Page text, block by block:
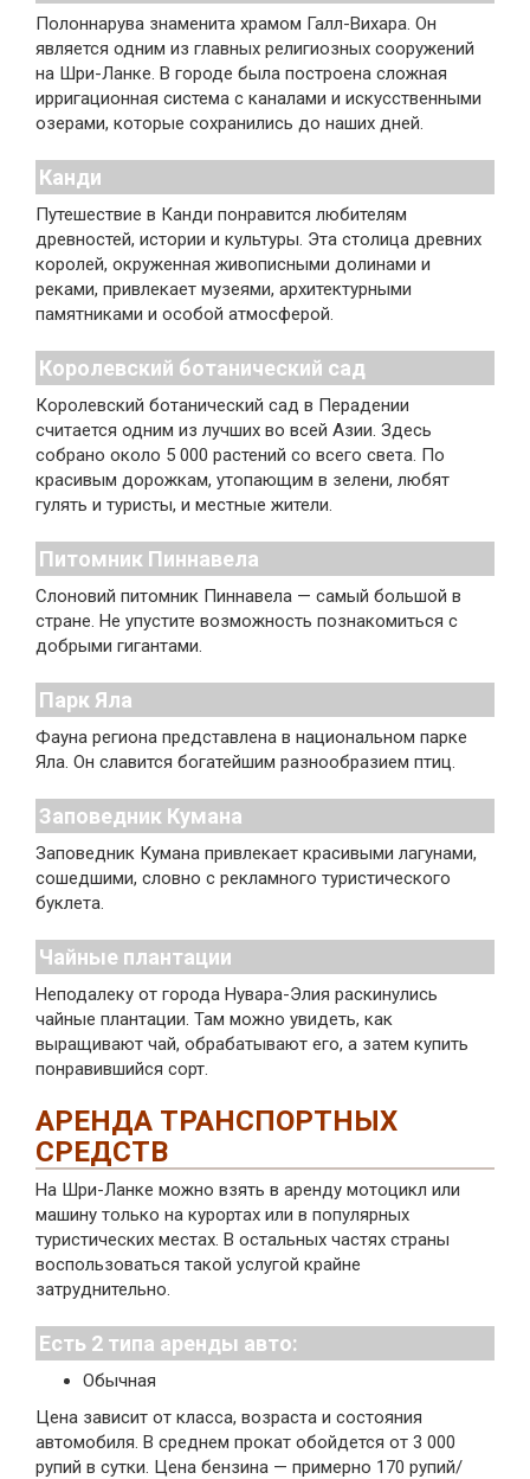
Полоннарува знаменита храмом Галл-Вихара. Он
является одним из главных религиозных сооружений
на Шри-Ланке. В городе была построена сложная
ирригационная система с каналами и искусственными
озерами, которые сохранились до наших дней.
Канди
Путешествие в Канди понравится любителям
древностей, истории и культуры. Эта столица древних
королей, окруженная живописными долинами и
реками, привлекает музеями, архитектурными
памятниками и особой атмосферой.
Королевский ботанический сад
Королевский ботанический сад в Перадении
считается одним из лучших во всей Азии. Здесь
собрано около 5 000 растений со всего света. По
красивым дорожкам, утопающим в зелени, любят
гулять и туристы, и местные жители.
Питомник Пиннавела
Слоновий питомник Пиннавела — самый большой в
стране. Не упустите возможность познакомиться с
добрыми гигантами.
Парк Яла
Фауна региона представлена в национальном парке
Яла. Он славится богатейшим разнообразием птиц.
Заповедник Кумана
Заповедник Кумана привлекает красивыми лагунами,
сошедшими, словно с рекламного туристического
буклета.
Чайные плантации
Неподалеку от города Нувара-Элия раскинулись
чайные плантации. Там можно увидеть, как
выращивают чай, обрабатывают его, а затем купить
понравившийся сорт.
АРЕНДА ТРАНСПОРТНЫХ
СРЕДСТВ
На Шри-Ланке можно взять в аренду мотоцикл или
машину только на курортах или в популярных
туристических местах. В остальных частях страны
воспользоваться такой услугой крайне
затруднительно.
Есть 2 типа аренды авто:
Обычная
Цена зависит от класса, возраста и состояния
автомобиля. В среднем прокат обойдется от 3 000
рупий в сутки. Цена бензина — примерно 170 рупий/